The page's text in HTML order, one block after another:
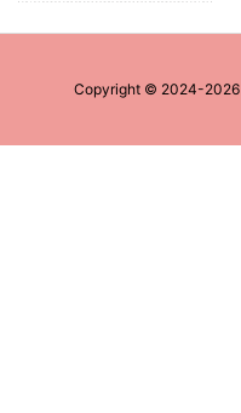
Copyright © 2024-2026